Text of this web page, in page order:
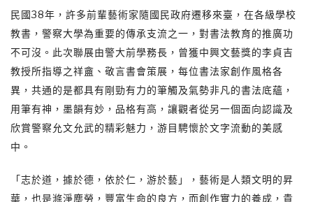
民國38年，許多前輩藝術家隨國民政府遷移來臺，在各級學校
教書，警察大學為重要的傳承支流之一，對書法教育的推廣功
不可沒。此次聯展由警大前學務長，曾獲中興文藝獎的李貞吉
教授所指導之祥盦、敬言書會策展，每位書法家創作風格各
異，共通的是都具有剛勁有力的筆觸及氣勢非凡的書法底蘊，
用筆有神，墨韻有妙，品格有高，讓觀者從另一個面向認識及
欣賞警察允文允武的精彩魅力，游目騁懷於文字流動的美感
中。
「志於道，據於德，依於仁，游於藝」，藝術是人類文明的昇
華，也是滌淨塵勞，豐富生命的良方，而創作實力的養成，貴